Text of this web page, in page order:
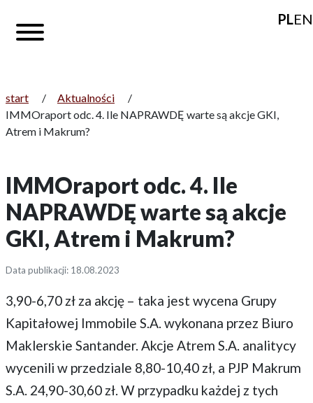
PLEN
start / Aktualności
/
IMMOraport odc. 4. Ile NAPRAWDĘ warte są akcje GKI,
Atrem i Makrum?
IMMOraport odc. 4. Ile
NAPRAWDĘ warte są akcje
GKI, Atrem i Makrum?
Data publikacji: 18.08.2023
3,90-6,70 zł za akcję – taka jest wycena Grupy
Kapitałowej Immobile S.A. wykonana przez Biuro
Maklerskie Santander. Akcje Atrem S.A. analitycy
wycenili w przedziale 8,80-10,40 zł, a PJP Makrum
S.A. 24,90-30,60 zł. W przypadku każdej z tych